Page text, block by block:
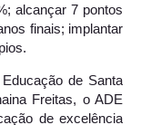
alcançar 7 pontos
finais; implantar
de Santa
Freitas, o ADE
de excelência